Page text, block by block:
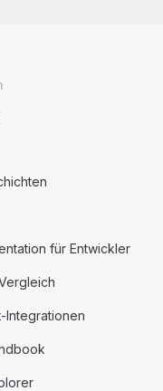
für Entwickler
Integrationen